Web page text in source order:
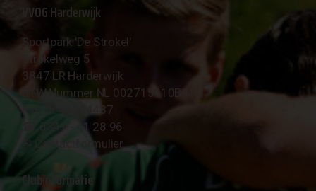
VVOG Harderwijk
Sportpark 'De Strokel'
Strokelweg 5
3847 LR Harderwijk
BTW Nummer NL 002715910B01
KvK Nr 40094437
☎︎ 0341 - 41 28 96
✉︎ Contactformulier
Clubinformatie